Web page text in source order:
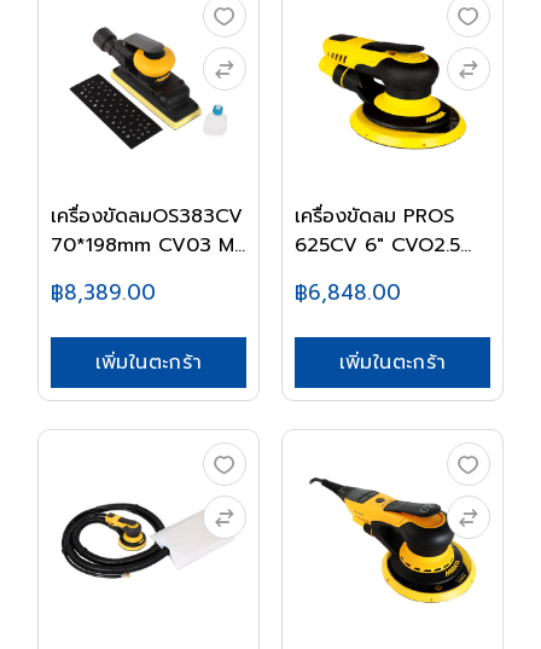
เครื่องขัดลมOS383CV
70*198mm CV03 M...
฿8,389.00
เพิ่มในตะกร้า
เครื่องขัดลม PROS
625CV 6" CVO2.5
฿6,848.00
เพิ่มในตะกร้า